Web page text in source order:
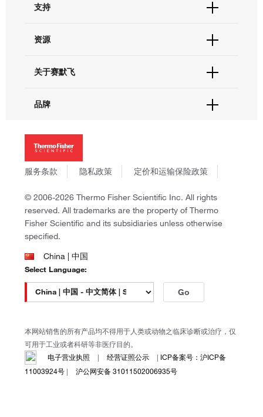
订单支持
现货供应中心
支持
联系我们 - 400 820 8982
查找文件&证书
资源
促销
社交媒体
关于赛默飞
招聘
新闻
社会责任
商标
品牌
Applied Biosystems
Invitrogen
Gibco
Unity Lab Services
Patheon
PPD
服务条款 隐私政策 定价和运输保险政策
© 2006-2026 Thermo Fisher Scientific Inc. All rights
reserved. All trademarks are the property of Thermo
Fisher Scientific and its subsidiaries unless otherwise
specified.
China | 中国
Select Language:
Go
本网站销售的所有产品均不得用于人类或动物之临床诊断或治疗，仅
可用于工业或者科研等非医疗目的。
电子营业执照
| 经营证照公示 | ICP备案号：沪ICP备
11003924号 | 沪公网安备 31011502006935号